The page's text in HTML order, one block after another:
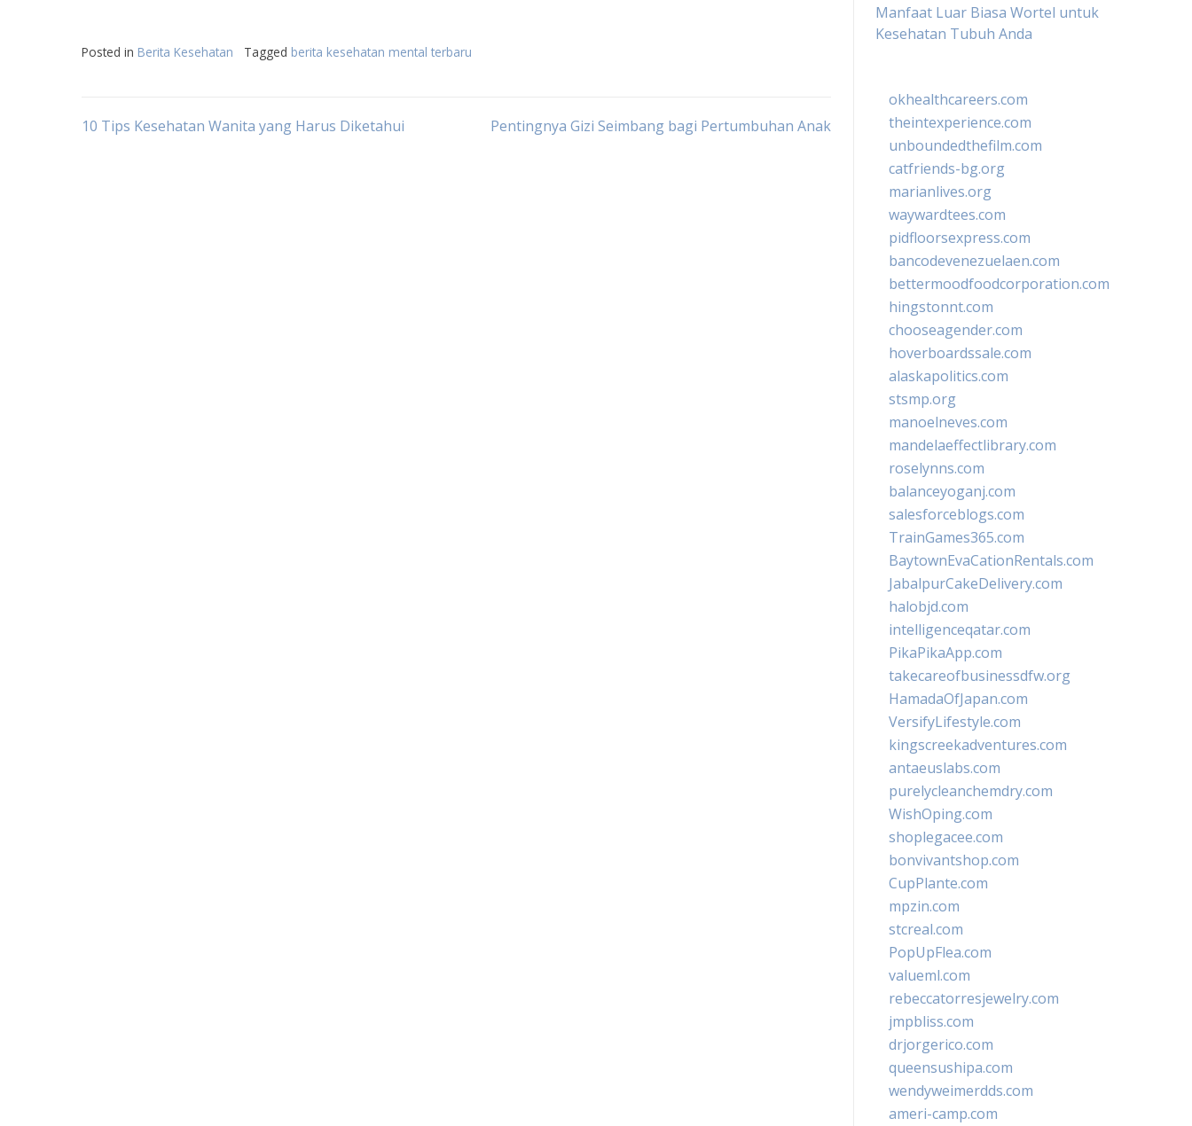
Posted in Berita Kesehatan Tagged berita kesehatan mental terbaru
Post
10 Tips Kesehatan Wanita yang Harus Diketahui Pentingnya Gizi Seimbang bagi Pertumbuhan Anak
Manfaat Luar Biasa Wortel untuk
Kesehatan Tubuh Anda
okhealthcareers.com
theintexperience.com
unboundedthefilm.com
catfriends-bg.org
marianlives.org
waywardtees.com
pidfloorsexpress.com
bancodevenezuelaen.com
bettermoodfoodcorporation.com
hingstonnt.com
chooseagender.com
hoverboardssale.com
alaskapolitics.com
stsmp.org
manoelneves.com
mandelaeffectlibrary.com
roselynns.com
balanceyoganj.com
salesforceblogs.com
TrainGames365.com
BaytownEvaCationRentals.com
JabalpurCakeDelivery.com
halobjd.com
intelligenceqatar.com
PikaPikaApp.com
takecareofbusinessdfw.org
HamadaOfJapan.com
VersifyLifestyle.com
kingscreekadventures.com
antaeuslabs.com
purelycleanchemdry.com
WishOping.com
shoplegacee.com
bonvivantshop.com
CupPlante.com
mpzin.com
stcreal.com
PopUpFlea.com
valueml.com
rebeccatorresjewelry.com
jmpbliss.com
drjorgerico.com
queensushipa.com
wendyweimerdds.com
ameri-camp.com